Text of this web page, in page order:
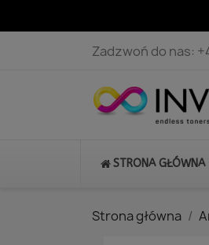
Zadzwoń do nas:
STRONA GŁÓWNA
Strona główna